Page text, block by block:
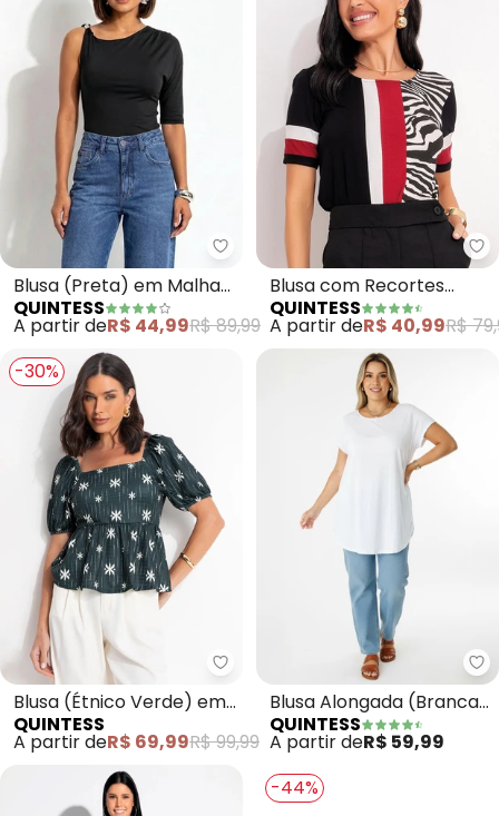
Quintess - Blusa (Preta) em
Blusa (Preta) em Malha
Fria
QUINTESS
A partir deR$ 44,99R$ 89,99
Blusa com Recortes
(Preto Zebra) Mangas
Curtas
QUINTESS
A partir deR$ 40,99R$
-30%
Quintess - Blusa (Étnico
Blusa (Étnico Verde) em
Malha Texturizada
QUINTESS
A partir deR$ 69,99R$ 99,99
Blusa Alongada (Branca)
com Barra Arredondada
QUINTESS
A partir deR$ 59,99
-44%